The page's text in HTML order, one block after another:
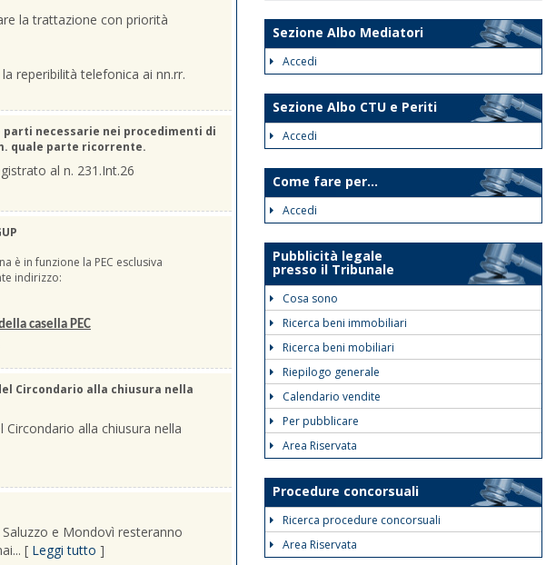
la trattazione con priorità
reperibilità telefonica ai nn.rr.
parti necessarie nei procedimenti di
quale parte ricorrente.
al n. 231.Int.26
è in funzione la PEC esclusiva
indirizzo:
casella PEC
Circondario alla chiusura nella
Circondario alla chiusura nella
e Mondovì resteranno
[ Leggi tutto ]
Sezione Albo Mediatori
Accedi
Sezione Albo CTU e Periti
Accedi
Come fare per...
Accedi
Pubblicità legale
presso il Tribunale
Cosa sono
Ricerca beni immobiliari
Ricerca beni mobiliari
Riepilogo generale
Calendario vendite
Per pubblicare
Area Riservata
Procedure concorsuali
Ricerca procedure concorsuali
Area Riservata